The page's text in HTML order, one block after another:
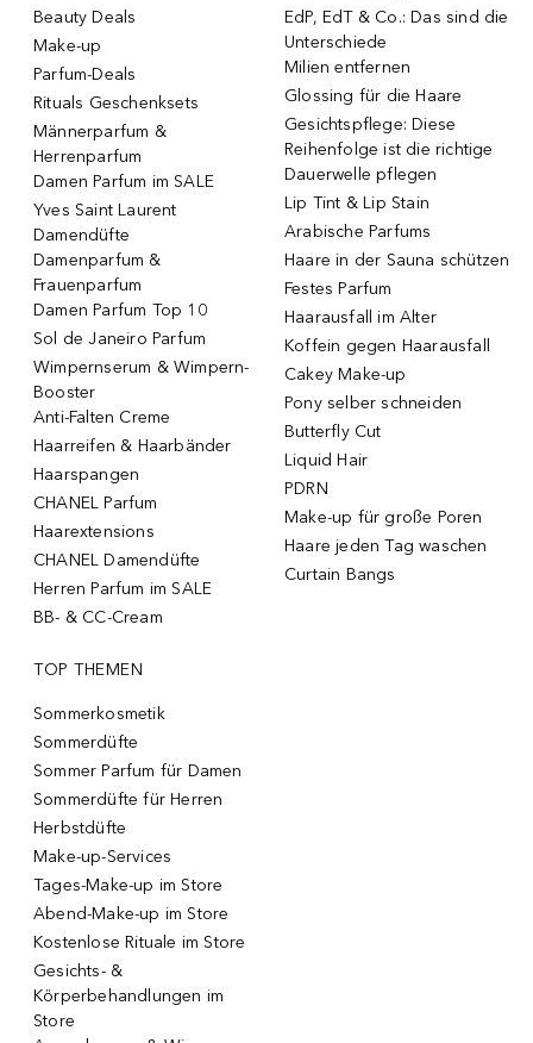
Beauty Deals
Make-up
Parfum-Deals
Rituals Geschenksets
Männerparfum &
Herrenparfum
Damen Parfum im SALE
Yves Saint Laurent
Damendüfte
Damenparfum &
Frauenparfum
Damen Parfum Top 10
Sol de Janeiro Parfum
Wimpernserum & Wimpern-
Booster
Anti-Falten Creme
Haarreifen & Haarbänder
Haarspangen
CHANEL Parfum
Haarextensions
CHANEL Damendüfte
Herren Parfum im SALE
BB- & CC-Cream
EdP, EdT & Co.: Das sind die
Unterschiede
Milien entfernen
Glossing für die Haare
Gesichtspflege: Diese
Reihenfolge ist die richtige
Dauerwelle pflegen
Lip Tint & Lip Stain
Arabische Parfums
Haare in der Sauna schützen
Festes Parfum
Haarausfall im Alter
Koffein gegen Haarausfall
Cakey Make-up
Pony selber schneiden
Butterfly Cut
Liquid Hair
PDRN
Make-up für große Poren
Haare jeden Tag waschen
Curtain Bangs
TOP THEMEN
Sommerkosmetik
Sommerdüfte
Sommer Parfum für Damen
Sommerdüfte für Herren
Herbstdüfte
Make-up-Services
Tages-Make-up im Store
Abend-Make-up im Store
Kostenlose Rituale im Store
Gesichts- &
Körperbehandlungen im
Store